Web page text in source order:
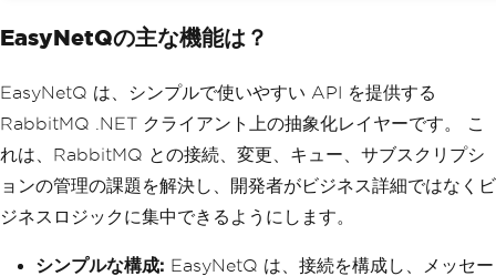
EasyNetQの主な機能は？
EasyNetQ は、シンプルで使いやすい API を提供する
RabbitMQ .NET クライアント上の抽象化レイヤーです。 こ
れは、RabbitMQ との接続、変更、キュー、サブスクリプシ
ョンの管理の課題を解決し、開発者がビジネス詳細ではなくビ
ジネスロジックに集中できるようにします。
シンプルな構成: EasyNetQ は、接続を構成し、メッセー